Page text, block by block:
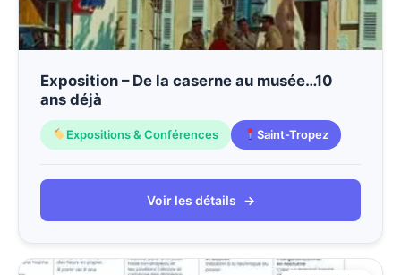
Exposition – De la caserne au musée…10
ans déjà
Expositions & Conférences Saint-Tropez
Voir les détails →